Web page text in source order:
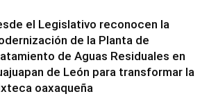
el Legislativo reconocen la
de la Planta de
de Aguas Residuales en
de León para transformar la
oaxaqueña